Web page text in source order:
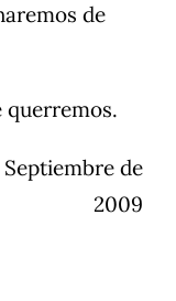
de
querremos.
de
2009